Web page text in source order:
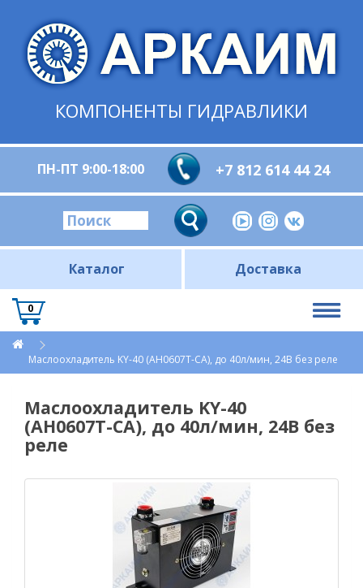
КОМПОНЕНТЫ ГИДРАВЛИКИ
ПН-ПТ 9:00-18:00 +7 812 614 44 24
Каталог Доставка
0
Маслоохладитель KY-40 (AH0607T-CA), до 40л/мин, 24В без реле
Маслоохладитель KY-40
(AH0607T-CA), до 40л/мин, 24В без
реле